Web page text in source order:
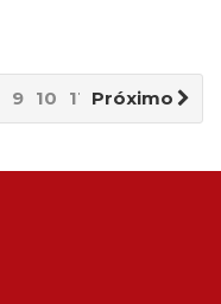
Próximo
9 10 11